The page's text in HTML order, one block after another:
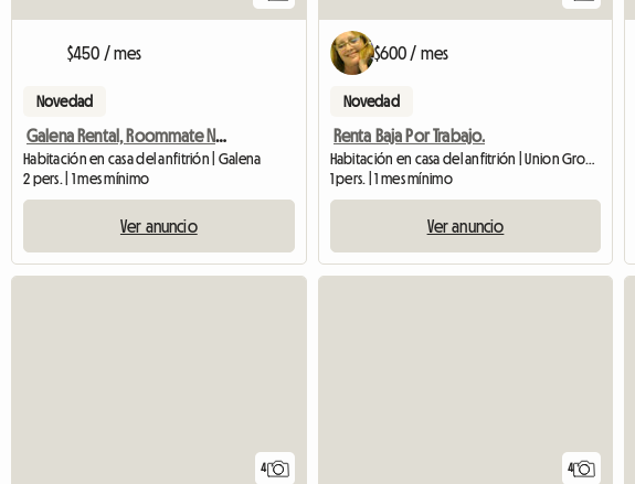
$450 / mes
Novedad
Galena Rental, Roommate Needed Asap
Habitación en casa del anfitrión | Galena
2 pers. | 1 mes mínimo
Ver anuncio
$600 / mes
Novedad
Renta Baja Por Trabajo.
Habitación en casa del anfitrión | Union Grove (53182)
1 pers. | 1 mes mínimo
Ver anuncio
4 4